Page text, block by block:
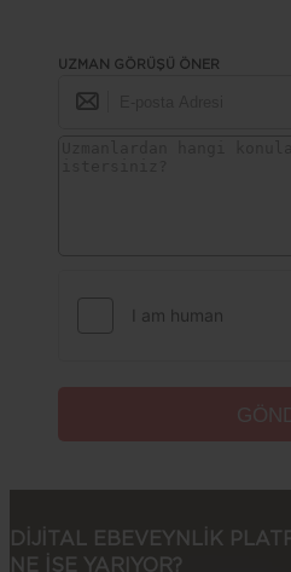
UZMAN GÖRÜŞÜ ÖNER
DİJİTAL EBEVEYNLİK
NE İŞE YARIYOR?